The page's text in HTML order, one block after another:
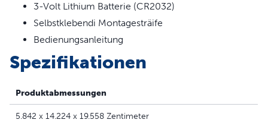
3-Volt Lithium Batterie (CR2032)
Selbstklebendi Montagesträife
Bedienungsanleitung
Spezifikationen
Produktabmessungen
5.842 x 14.224 x 19.558 Zentimeter